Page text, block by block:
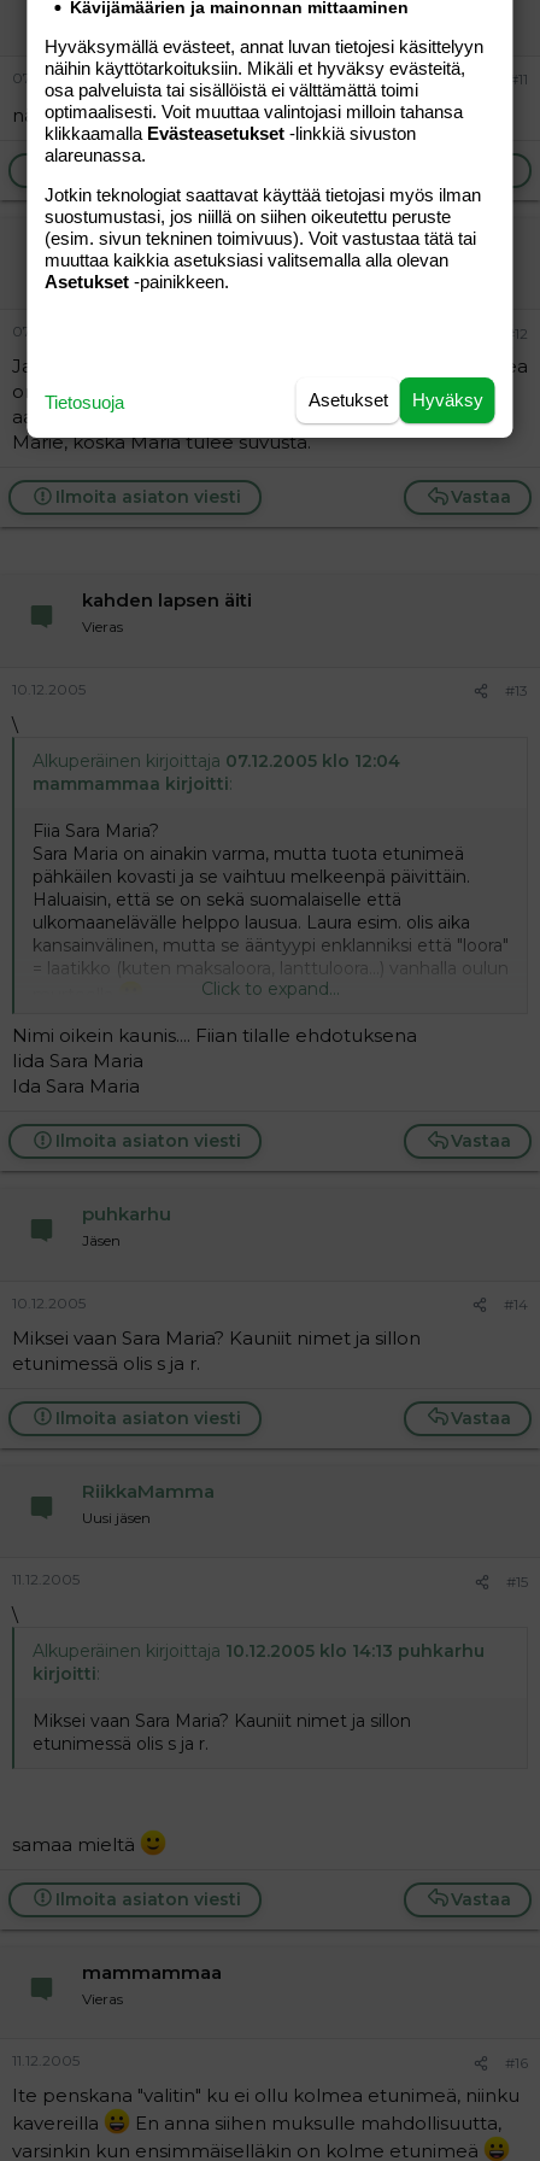
Jäsen
07.12.2005 #11
nätti nimi, vielä enemmän tykkään Fionasta :wave:
mammammaa
Vieras
07.12.2005 #12
Jade, Nea ja Ada ovat kyllä "kummitelleet" mielessä, Nea
on kyllä tutun lapsen nimi ja Ada tais olla joku
aataminaikuinen ohjelmointikieli...? Maria ei voi olla
Marie, koska Maria tulee suvusta.
Vastaa
Ilmoita asiaton viesti
kahden lapsen äiti
Vieras
10.12.2005 #13
\
Alkuperäinen kirjoittaja 07.12.2005 klo 12:04
mammammaa kirjoitti:
Fiia Sara Maria?
Sara Maria on ainakin varma, mutta tuota etunimeä
pähkäilen kovasti ja se vaihtuu melkeenpä päivittäin.
Haluaisin, että se on sekä suomalaiselle että
ulkomaanelävälle helppo lausua. Laura esim. olis aika
kansainvälinen, mutta se ääntyypi enklanniksi että "loora"
= laatikko (kuten maksaloora, lanttuloora...) vanhalla oulun
ensimmäiselläkin, mutta sillä osastolla on oma
nimipankki aika tyhjä...
Click to expand...
Nimi oikein kaunis.... Fiian tilalle ehdotuksena
Iida Sara Maria
Ida Sara Maria
Vastaa
Ilmoita asiaton viesti
puhkarhu
Jäsen
10.12.2005 #14
Miksei vaan Sara Maria? Kauniit nimet ja sillon
etunimessä olis s ja r.
Vastaa
Ilmoita asiaton viesti
RiikkaMamma
Uusi jäsen
11.12.2005 #15
\
Alkuperäinen kirjoittaja 10.12.2005 klo 14:13 puhkarhu
kirjoitti:
Miksei vaan Sara Maria? Kauniit nimet ja sillon
etunimessä olis s ja r.
samaa mieltä
Vastaa
Ilmoita asiaton viesti
mammammaa
Vieras
11.12.2005 #16
Ite penskana "valitin" ku ei ollu kolmea etunimeä, niinku
kavereilla
En anna siihen muksulle mahdollisuutta,
varsinkin kun ensimmäiselläkin on kolme etunimeä
Kävijämäärien ja mainonnan mittaaminen
Hyväksymällä evästeet, annat luvan tietojesi käsittelyyn
näihin käyttötarkoituksiin. Mikäli et hyväksy evästeitä,
osa palveluista tai sisällöistä ei välttämättä toimi
optimaalisesti. Voit muuttaa valintojasi milloin tahansa
klikkaamalla Evästeasetukset -linkkiä sivuston
alareunassa.
Jotkin teknologiat saattavat käyttää tietojasi myös ilman
suostumustasi, jos niillä on siihen oikeutettu peruste
(esim. sivun tekninen toimivuus). Voit vastustaa tätä tai
muuttaa kaikkia asetuksiasi valitsemalla alla olevan
Asetukset -painikkeen.
Hyväksy
Asetukset
Tietosuoja